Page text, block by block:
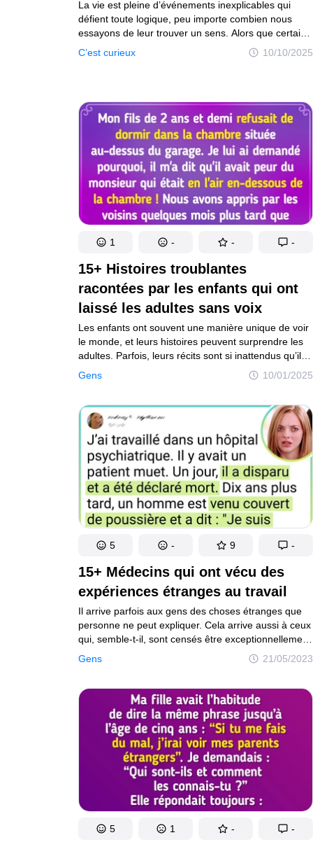
C’est curieux 10/10/2025
La vie est pleine d’événements inexplicables qui
défient toute logique, peu importe combien nous
essayons de leur trouver un sens. Alors que certains
mystères demeurent non résolus, laissant derrière
eux des souvenirs obsédants, d’autres finissent par
d’événements réels étonnants qui rivalisent avec les
meilleurs thrillers à mystère.
15+ Histoires troublantes
racontées par les enfants qui ont
laissé les adultes sans voix
Gens 10/01/2025
Les enfants ont souvent une manière unique de voir
le monde, et leurs histoires peuvent surprendre les
adultes. Parfois, leurs récits sont si inattendus qu’ils
laissent les grands sans voix. Ces moments
où l’innocence et la créativité se rencontrent
ceux qui les entourent.
1 - - -
15+ Médecins qui ont vécu des
expériences étranges au travail
Gens 21/05/2023
Il arrive parfois aux gens des choses étranges que
personne ne peut expliquer. Cela arrive aussi à ceux
qui, semble-t-il, sont censés être exceptionnellement
rationnels : les médecins. Il s’avère qu’un bébé qui
pleure ou un courant d’air qui souffle dans le dos
d’horreur. C’est le personnel hospitalier lui-même qui
l’a révélé sur Reddit.
5 - 9 -
5 1 - -
Exploration du monde de l'éducation
Gens
Plongée dans le monde des gens
Tests
Explorez des tests captivants et divertissants
Vie saine et
Auteurs Règles éditoriales Contacte la rédaction
Plan de site
Mise à jour du consentement
Tous droits réservés.